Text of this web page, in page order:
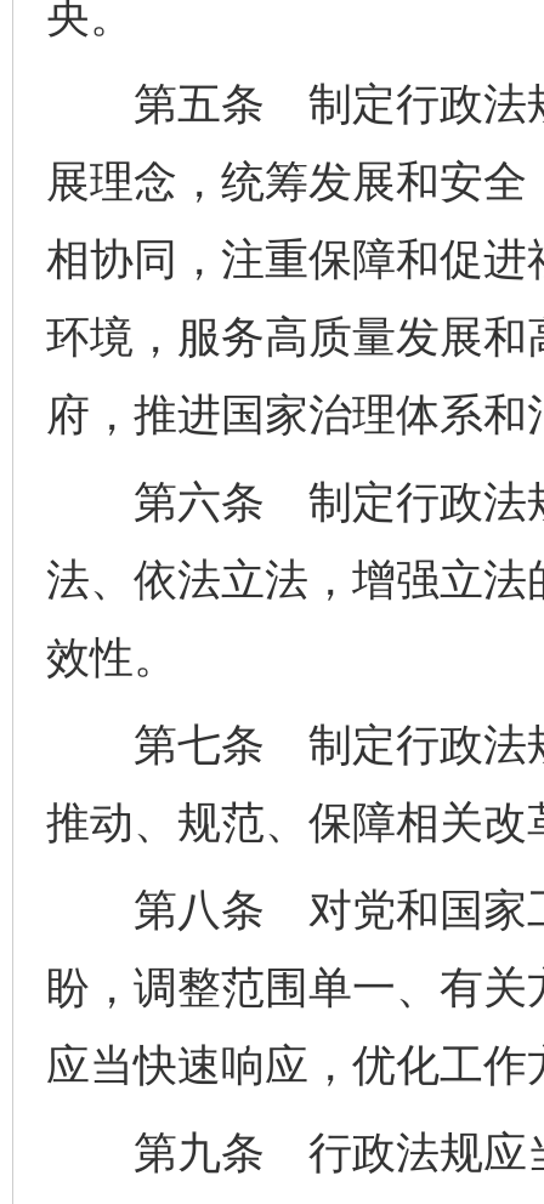
央。
第五条 制定行政法规
展理念，统筹发展和安
相协同，注重保障和促
环境，服务高质量发展
府，推进国家治理体系
第六条 制定行政法规
法、依法立法，增强立
效性。
第七条 制定行政法规
推动、规范、保障相关改
第八条 对党和国家工
盼，调整范围单一、有
应当快速响应，优化工
第九条 行政法规应当